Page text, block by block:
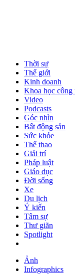
Thời sự
Thế giới
Kinh doanh
Khoa học công
Video
Podcasts
Góc nhìn
Bất động sản
Sức khỏe
Thể thao
Giải trí
Pháp luật
Giáo dục
Đời sống
Xe
Du lịch
Ý kiến
Tâm sự
Thư giãn
Spotlight
Ảnh
Infographics